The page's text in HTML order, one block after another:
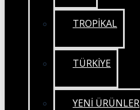
TROPİKAL
TÜRKİYE
YENİ ÜRÜNLER